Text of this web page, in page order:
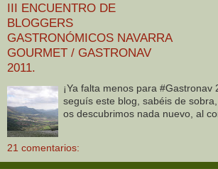
III ENCUENTRO DE
BLOGGERS
GASTRONÓMICOS NAVARRA
GOURMET / GASTRONAV
2011.
¡Ya falta menos para #Gastronav
seguís este blog, sabéis de
os descubrimos nada nuevo, al
21 comentarios: